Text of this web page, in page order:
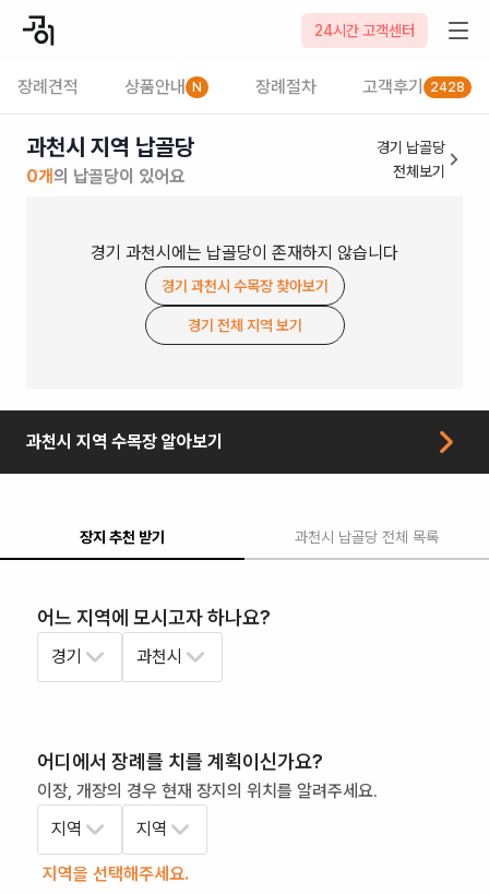
24시간 고객센터
장례견적 상품안내 N 장례절차 고객후기 2428
과천시 지역 납골당
0개의 납골당이 있어요
경기 납골당
전체보기
경기 과천시 에는 납골당이 존재하지 않습니다
경기 과천시 수목장찾아보기
경기 전체 지역 보기
과천시 지역 수목장 알아보기
장지 추천 받기 과천시 납골당 전체 목록
어느 지역에 모시고자 하나요?
경기 과천시
어디에서 장례를 치를 계획이신가요?
이장, 개장의 경우 현재 장지의 위치를 알려주세요.
지역
지역
지역을 선택해주세요.